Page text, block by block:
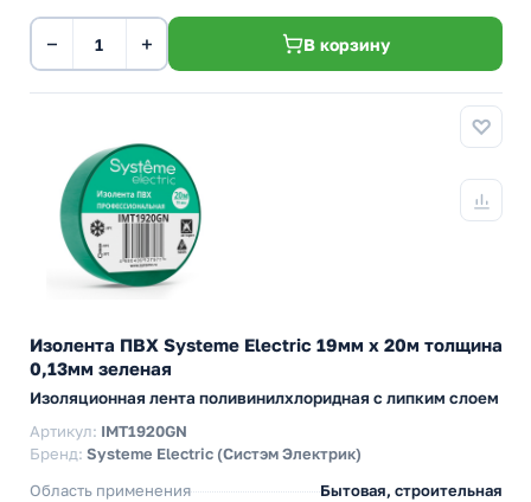
− + В корзину
Изолента ПВХ Systeme Electric 19мм х 20м толщина
0,13мм зеленая
Изоляционная лента поливинилхлоридная с липким слоем
Артикул: IMT1920GN
Бренд: Systeme Electric (Систэм Электрик)
Область применения
Бытовая, строительная